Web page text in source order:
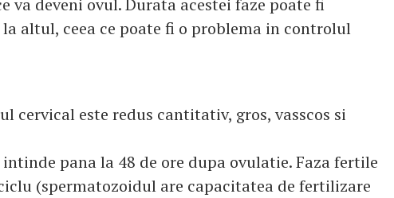
va deveni ovul. Durata acestei faze poate fi
altul, ceea ce poate fi o problema in controlul
cervical este redus cantitativ, gros, vasscos si
intinde pana la 48 de ore dupa ovulatie. Faza fertile
(spermatozoidul are capacitatea de fertilizare